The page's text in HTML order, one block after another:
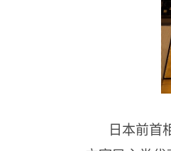
日本前首